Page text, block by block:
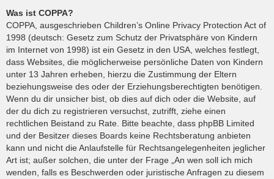
Was ist COPPA?
COPPA, ausgeschrieben Children’s Online Privacy Protection Act of
1998 (deutsch: Gesetz zum Schutz der Privatsphäre von Kindern
im Internet von 1998) ist ein Gesetz in den USA, welches festlegt,
dass Websites, die möglicherweise persönliche Daten von Kindern
unter 13 Jahren erheben, hierzu die Zustimmung der Eltern
beziehungsweise des oder der Erziehungsberechtigten benötigen.
Wenn du dir unsicher bist, ob dies auf dich oder die Website, auf
der du dich zu registrieren versuchst, zutrifft, ziehe einen
rechtlichen Beistand zu Rate. Bitte beachte, dass phpBB Limited
und der Besitzer dieses Boards keine Rechtsberatung anbieten
kann und nicht die Anlaufstelle für Rechtsangelegenheiten jeglicher
Art ist; außer solchen, die unter der Frage „An wen soll ich mich
wenden, falls es Beschwerden oder juristische Anfragen zu diesem